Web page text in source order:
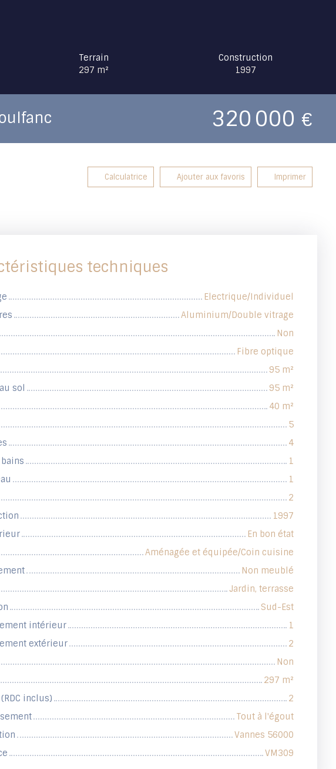
Terrain
297 m²
Construction
1997
320 000 €
Calculatrice Ajouter aux favoris Imprimer
techniques
Electrique/Individuel
Aluminium/Double vitrage
Non
Fibre optique
95 m²
sol
95 m²
40 m²
5
4
1
1
2
1997
En bon état
Aménagée et équipée/Coin cuisine
Non meublé
Jardin, terrasse
Sud-Est
intérieur
1
extérieur
2
Non
297 m²
inclus)
2
Tout à l'égout
Vannes 56000
VM309